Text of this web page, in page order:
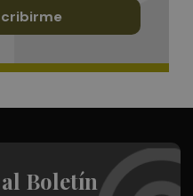
Boletín